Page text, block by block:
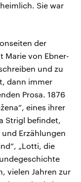
Sie war
der
Marie von Ebner-
und zu
dann immer
Prosa. 1876
eines ihrer
Strigl befindet,
Erzählungen
„Lotti, die
vielen Jahren zur